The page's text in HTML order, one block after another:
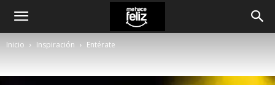
Inicio Inspiración Entérate